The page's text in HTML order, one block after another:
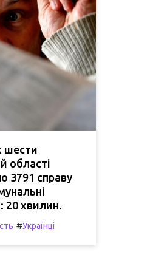
шести
області
3791 справу
20 хвилин.
#Українці